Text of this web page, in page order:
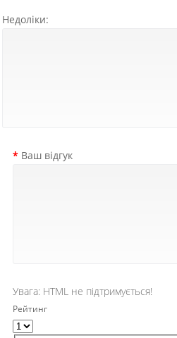
Недоліки:
Ваш відгук
Увага: HTML не підтримується!
Рейтинг